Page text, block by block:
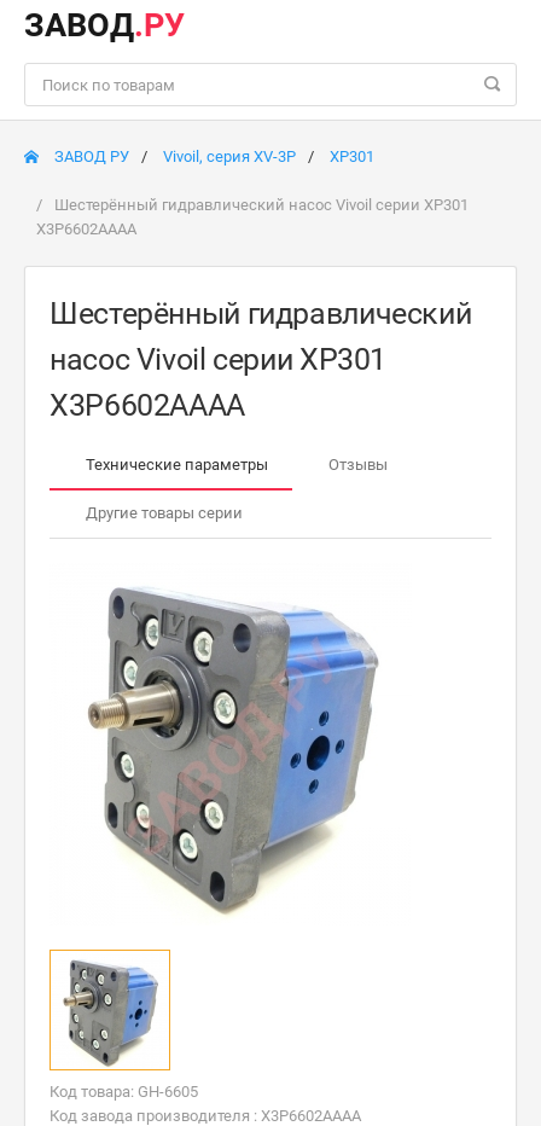
ЗАВОД.РУ
ЗАВОД РУ Vivoil, серия XV-3P XP301
Шестерённый гидравлический насос Vivoil серии XP301
X3P6602AAAA
Шестерённый гидравлический
насос Vivoil серии XP301
X3P6602AAAA
Технические параметры Отзывы
Другие товары серии
Код товара: GH-6605
Код завода производителя : X3P6602AAAA